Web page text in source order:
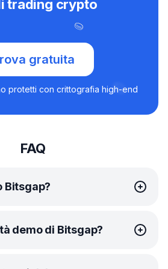
trading crypto
gratuita
protetti con crittografia high-end
FAQ
Bitsgap?
è la nostra massima priorità.
per proteggere le tue
demo di Bitsgap?
riceverai un periodo di prova